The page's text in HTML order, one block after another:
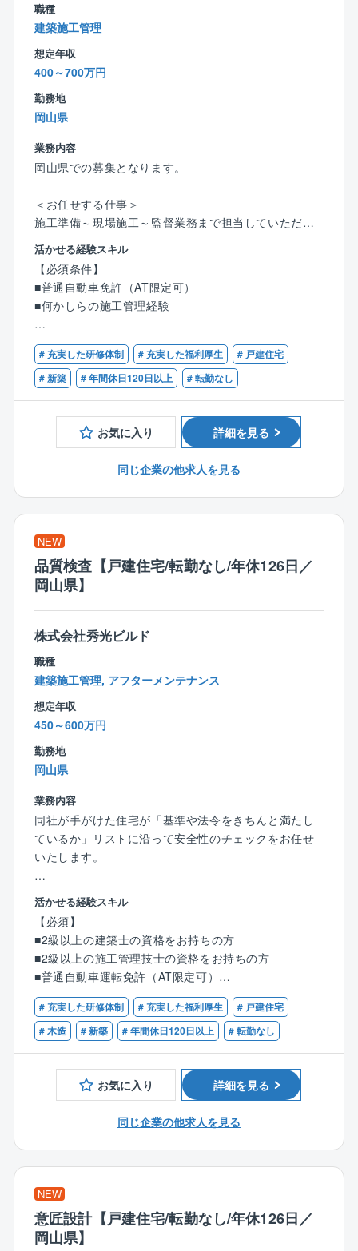
職種
建築施工管理
想定年収
400～700万円
勤務地
岡山県
業務内容
岡山県での募集となります。
＜お任せする仕事＞
施工準備～現場施工～監督業務まで担当していただき
ます。
1人あたり、6案件程を担当。1案件あたり平均3カ月～
4カ月程です。
☆時間と年収の両方手に入れたいあなたへ
同社はムリなく働ける環境を徹底整備しています。
実際に同社の施工管理職の月平均残業時間は20時間程
度。
その理由は個人の頑張り頼みではなく、会社全体で
「残業をしない」を徹底しているからです。
＼働きやすい理由／
◆現場に縛られない働き方を実現
現場への移動や張り付きで時間を浪費することはもう
ありません。
DX化で業務を効率化！現場支援アプリ『ANDPAD』を
導入。
現場状況の遠隔確認、チャットでの指示出し、資料共
有が可能になり、非効率な移動時間を根本から解消し
ました。
また現場は店舗から1時間圏内に限定。
出張もなく、地域に根差して腰を据えて働けます。
◆「管理」業務だけに集中できる分業体制
あなたは【原価/工程/品質/安全管理】にのみ注力して
ください！
ォローは他部署が担当。
無駄な業務や着工後の大幅な図面変更は最小限で定時
退社も目指せます♪
◆【年間休日126日】建設業界では希少な「完全週休2
日制」
土日祝が休み（基本）の完全週休2日制！
年末年始や夏季休暇も取得でき、有給もしっかり取る
文化が
根付いています。
＼経験者優遇！年収1,000万円超も視野に／
月給35万円以上スタート。残業代は100%全額支給。
サービス残業ナシ！
各種手当も充実しており、実績次第で年収1,000万円以
上も可能。
年収例：入社6年/980万円、入社8年/1,140万円。
また資格取得支援制度で、1級/2級施工管理技士への挑
戦もサポートします！
れる、活気あふれる環境です◎
＼定時退勤も可能！時間をコントロールできる施工管
活かせる経験スキル
【必須条件】
■普通自動車免許（AT限定可）
■何かしらの施工管理経験
【歓迎条件】
■2級建築施工管理技士以上の資格をお持ちの方
■木造住宅の施工管理のご経験をお持ちの方
# 充実した研修体制 # 充実した福利厚生
# 戸建住宅
# 新築
# 年間休日120日以上 # 転勤なし
お気に入り 詳細を見る
同じ企業の他求人を見る
NEW
品質検査【戸建住宅/転勤なし/年休126日／
岡山県】
株式会社秀光ビルド
職種
建築施工管理, アフターメンテナンス
想定年収
450～600万円
勤務地
岡山県
業務内容
同社が手がけた住宅が「基準や法令をきちんと満たし
ているか」リストに沿って安全性のチェックをお任せ
いたします。
◆具体的な業務内容◆
【検査業務】
同社は徹底した検査で安全性の高い住宅を提供してい
ます。
着工から竣工まで合計で12回行う検査のうち9回の検査
を担当していただきます。
＜9回の検査項目＞
■配置確認検査■出来形検査■土台検査
■上棟検査■断熱検査■ボード検査
■外装検査■木完検査■完了検査
◎検査業務は全て現場で直接対応
◎チェックシートに従って検査を実施
◎検査後、写真を撮影して専用サイトに登録
◎基準を満たさない項目があった場合、
監督や現場の職人さんに伝え、修正を依頼
★現場の職人さんとのコミュニケーションが重要で
す！
活かせる経験スキル
【必須】
■2級以上の建築士の資格をお持ちの方
■2級以上の施工管理技士の資格をお持ちの方
■普通自動車運転免許（AT限定可）
★建築や現場の経験・知識はゼロでOK！
※第二新卒の方歓迎！
＼１つでも当てはまったら、ぜひご応募を！／
・施工管理や建築・建設関係のご経験をお持ちの方
・真面目にコツコツと業務に取り組める方
・コミュニケーション能力を活かしたい方
・誰かの安心を守る仕事がしたい方
# 充実した研修体制 # 充実した福利厚生
# 戸建住宅
# 木造
# 新築 # 年間休日120日以上 # 転勤なし
お気に入り 詳細を見る
同じ企業の他求人を見る
NEW
意匠設計【戸建住宅/転勤なし/年休126日／
岡山県】